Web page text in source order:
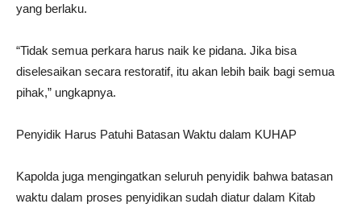
yang berlaku.
“Tidak semua perkara harus naik ke pidana. Jika bisa
diselesaikan secara restoratif, itu akan lebih baik bagi semua
pihak,” ungkapnya.
Penyidik Harus Patuhi Batasan Waktu dalam KUHAP
Kapolda juga mengingatkan seluruh penyidik bahwa batasan
waktu dalam proses penyidikan sudah diatur dalam Kitab